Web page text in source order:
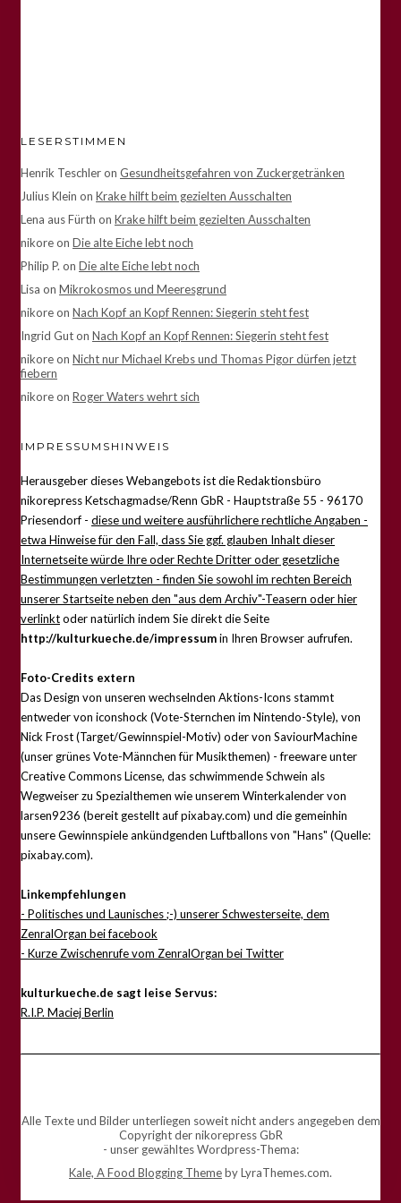
LESERSTIMMEN
Henrik Teschleron Gesundheitsgefahren von Zuckergetränken
Julius Klein on Krake hilft beim gezielten Ausschalten
Lena aus Fürth on Krake hilft beim gezielten Ausschalten
nikoreon Die alte Eiche lebt noch
Philip P. on Die alte Eiche lebt noch
Lisa on Mikrokosmos und Meeresgrund
nikoreon Nach Kopf an Kopf Rennen: Siegerin steht fest
Ingrid Guton Nach Kopf an Kopf Rennen: Siegerin steht fest
nikoreon Nicht nur Michael Krebs und Thomas Pigor dürfen jetzt
fiebern
nikoreon Roger Waters wehrt sich
IMPRESSUMSHINWEIS
Herausgeber dieses Webangebots ist die Redaktionsbüro
nikorepress Ketschagmadse/Renn GbR - Hauptstraße 55 - 96170
Priesendorf - diese und weitere ausführlichere rechtliche Angaben -
etwa Hinweise für den Fall, dass Sie ggf. glauben Inhalt dieser
Internetseite würde Ihre oder Rechte Dritter oder gesetzliche
Bestimmungen verletzten - finden Sie sowohl im rechten Bereich
unserer Startseite neben den "aus dem Archiv"-Teasern oder hier
verlinktoder natürlich indem Sie direkt die Seite
http://kulturkueche.de/impressumin Ihren Browser aufrufen.
Foto-Credits extern
Das Design von unseren wechselnden Aktions-Icons stammt
entweder von iconshock (Vote-Sternchen im Nintendo-Style), von
Nick Frost (Target/Gewinnspiel-Motiv) oder von SaviourMachine
(unser grünes Vote-Männchen für Musikthemen) - freeware unter
Creative Commons License, das schwimmende Schwein als
Wegweiser zu Spezialthemen wie unserem Winterkalender von
larsen9236 (bereit gestellt auf pixabay.com) und die gemeinhin
unsere Gewinnspiele ankündgenden Luftballons von "Hans" (Quelle:
pixabay.com).
Linkempfehlungen
- Politisches und Launisches ;-) unserer Schwesterseite, dem
ZenralOrgan bei facebook
- Kurze Zwischenrufe vom ZenralOrgan bei Twitter
kulturkueche.de sagt leise Servus:
R.I.P. Maciej Berlin
Alle Texte und Bilder unterliegen soweit nicht anders angegeben dem
Copyright der nikorepress GbR
- unser gewähltes Wordpress-Thema:
Kale, A Food Blogging Themeby LyraThemes.com.